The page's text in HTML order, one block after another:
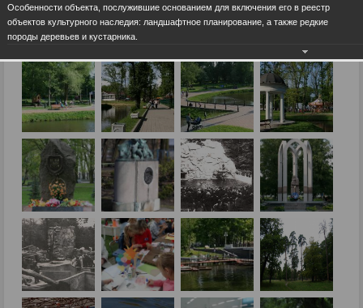
Особенности объекта, послужившие основанием для включения его в реестр
объектов культурного наследия: ландшафтное планирование, а также редкие
породы деревьев и кустарника.